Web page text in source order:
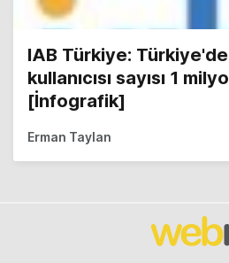
IAB Türkiye:
kullanıcısı sayısı 1
[İnfografik]
Erman Taylan